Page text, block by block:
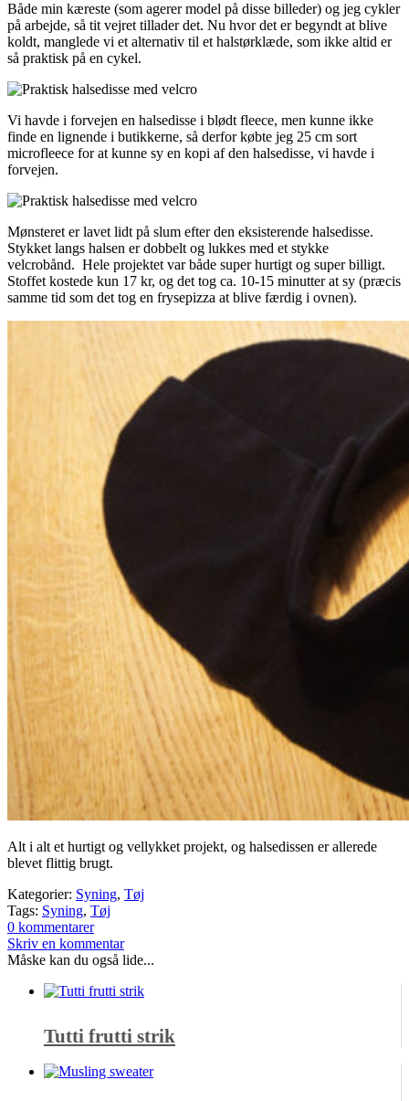
Både min kæreste (som agerer model på disse billeder) og jeg cykler
på arbejde, så tit vejret tillader det. Nu hvor det er begyndt at blive
koldt, manglede vi et alternativ til et halstørklæde, som ikke altid er
så praktisk på en cykel.
Vi havde i forvejen en halsedisse i blødt fleece, men kunne ikke
finde en lignende i butikkerne, så derfor købte jeg 25 cm sort
microfleece for at kunne sy en kopi af den halsedisse, vi havde i
forvejen.
Mønsteret er lavet lidt på slum efter den eksisterende halsedisse.
Stykket langs halsen er dobbelt og lukkes med et stykke
velcrobånd. Hele projektet var både super hurtigt og super billigt.
Stoffet kostede kun 17 kr, og det tog ca. 10-15 minutter at sy (præcis
samme tid som det tog en frysepizza at blive færdig i ovnen).
Alt i alt et hurtigt og vellykket projekt, og halsedissen er allerede
blevet flittig brugt.
Kategorier: Syning, Tøj
Tags: Syning, Tøj
0 kommentarer
Skriv en kommentar
Måske kan du også lide...
Tutti frutti strik